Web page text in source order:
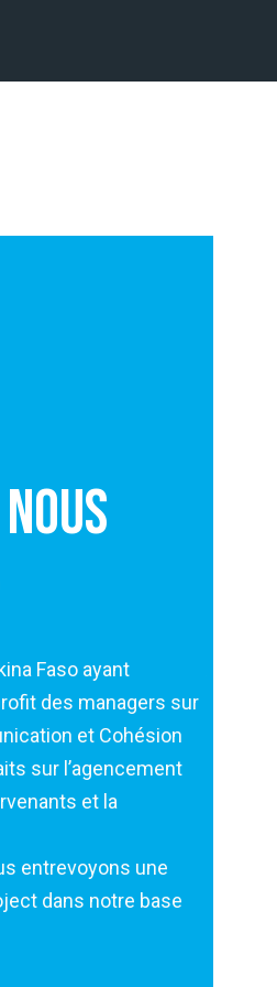
et de
Project, Huawei
satisfait de sa
ces 03 dernières
majeurs. Le
les plus brefs délais
avec Human
assidue de leur